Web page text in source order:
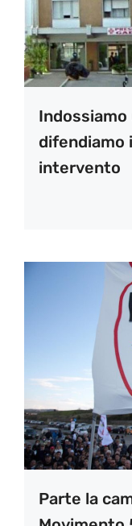
difendiamo
intervento
Parte la